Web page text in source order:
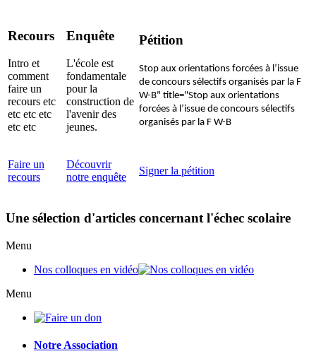
Recours
Intro et
comment
faire un
recours etc
etc etc etc
etc etc
Enquête
L'école est
fondamentale
pour la
construction de
l'avenir des
jeunes.
Pétition
Stop aux orientations forcées à l’issue
de concours sélectifs organisés par la F
W-B" title="Stop aux orientations
forcées à l’issue de concours sélectifs
organisés par la F W-B
Faire un
recours
Découvrir
notre enquête
Signer la pétition
Une sélection d'articles concernant l'échec scolaire
Menu
Nos colloques en vidéo
Menu
Notre Association